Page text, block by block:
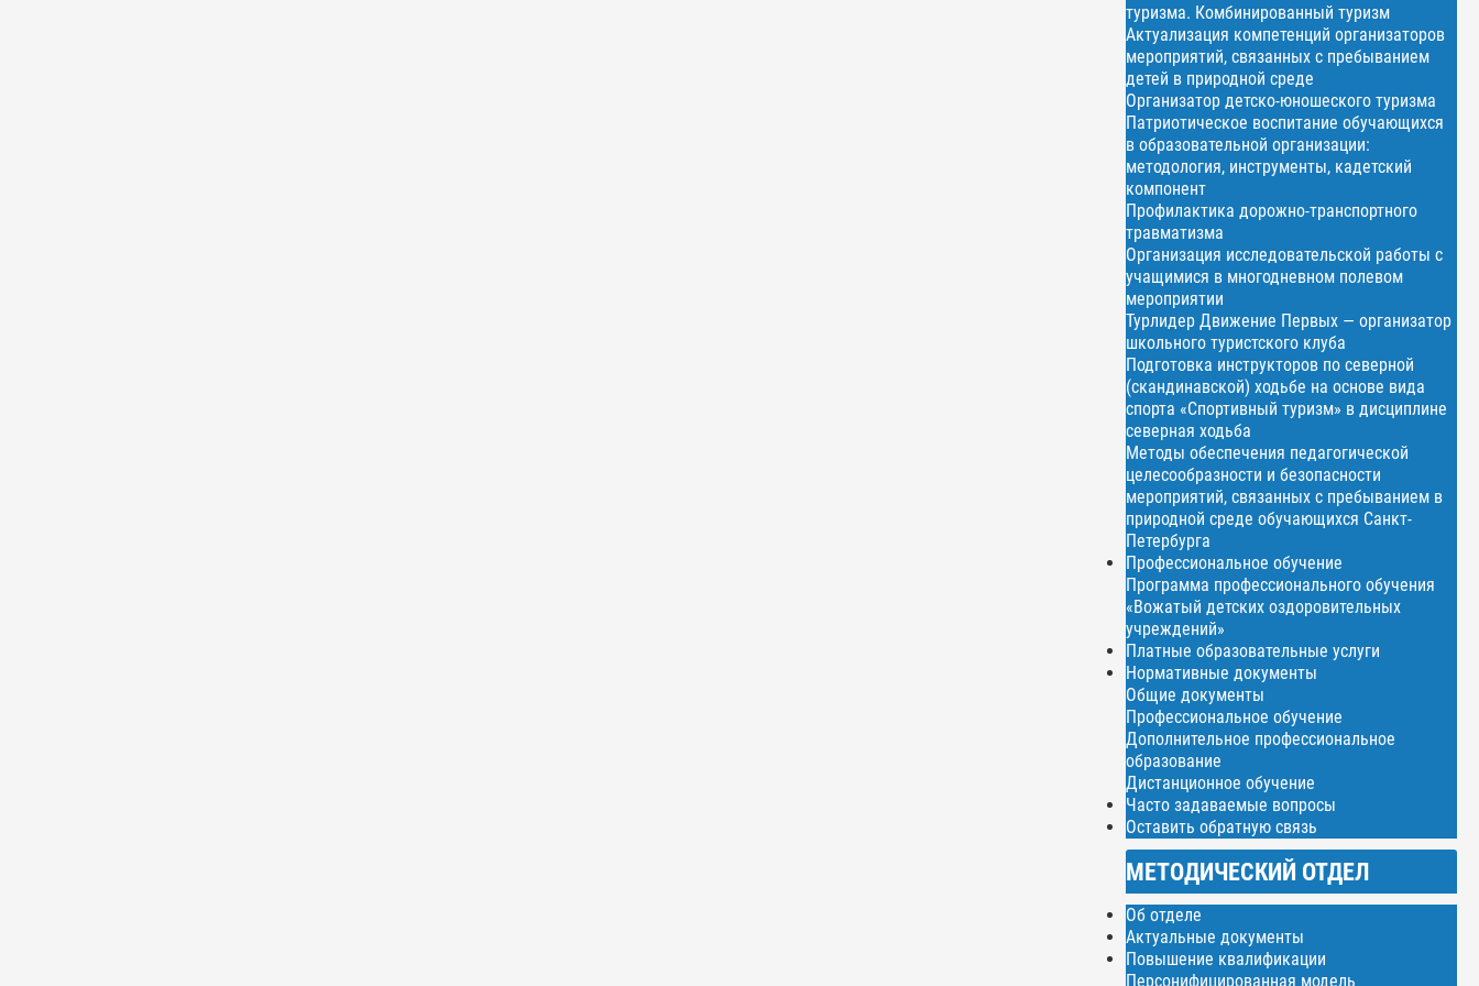
туризма. Комбинированный туризм
Актуализация компетенций организаторов
мероприятий, связанных с пребыванием
детей в природной среде
Организатор детско-юношеского туризма
Патриотическое воспитание обучающихся
в образовательной организации:
методология, инструменты, кадетский
компонент
Профилактика дорожно-транспортного
травматизма
Организация исследовательской работы с
учащимися в многодневном полевом
мероприятии
Турлидер Движение Первых — организатор
школьного туристского клуба
Подготовка инструкторов по северной
(скандинавской) ходьбе на основе вида
спорта «Спортивный туризм» в дисциплине
северная ходьба
Методы обеспечения педагогической
целесообразности и безопасности
мероприятий, связанных с пребыванием в
природной среде обучающихся Санкт-
Петербурга
Профессиональное обучение
Программа профессионального обучения
«Вожатый детских оздоровительных
учреждений»
Платные образовательные услуги
Нормативные документы
Общие документы
Профессиональное обучение
Дополнительное профессиональное
образование
Дистанционное обучение
Часто задаваемые вопросы
Оставить обратную связь
МЕТОДИЧЕСКИЙ ОТДЕЛ
Об отделе
Актуальные документы
Повышение квалификации
Персонифицированная модель